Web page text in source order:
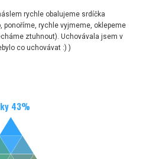
rychle obalujeme srdíčka
ponoříme, rychle vyjmeme, oklepeme
ztuhnout). Uchovávala jsem v
co uchovávat :) )
43%